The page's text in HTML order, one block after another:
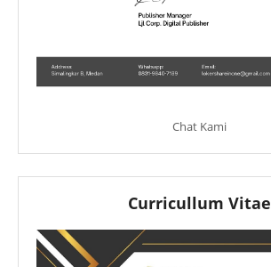
Chat Kami
Curricullum Vitae